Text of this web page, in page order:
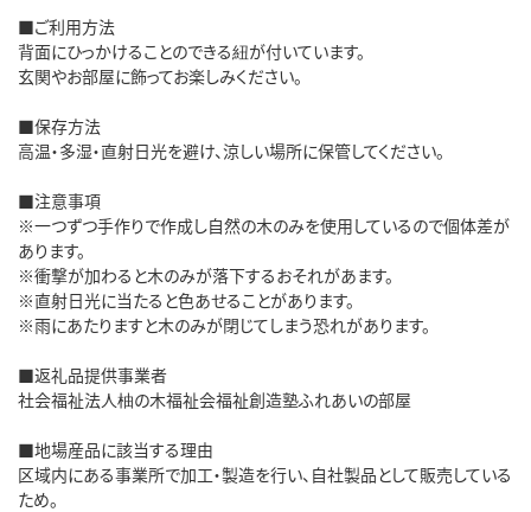
■ご利用方法
背面にひっかけることのできる紐が付いています。
玄関やお部屋に飾ってお楽しみください。
■保存方法
高温・多湿・直射日光を避け、涼しい場所に保管してください。
■注意事項
※一つずつ手作りで作成し自然の木のみを使用しているので個体差が
あります。
※衝撃が加わると木のみが落下するおそれがあます。
※直射日光に当たると色あせることがあります。
※雨にあたりますと木のみが閉じてしまう恐れがあります。
■返礼品提供事業者
社会福祉法人柚の木福祉会福祉創造塾ふれあいの部屋
■地場産品に該当する理由
区域内にある事業所で加工・製造を行い、自社製品として販売している
ため。